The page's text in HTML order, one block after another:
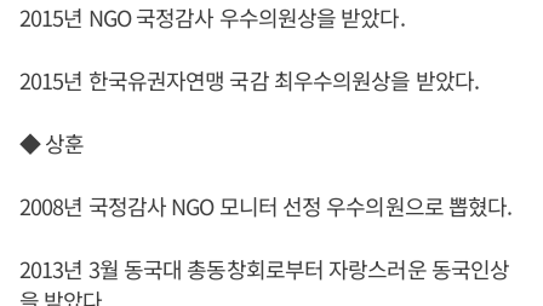
2015년 NGO 국정감사 우수의원상을 받았다.
2015년 한국유권자연맹 국감 최우수의원상을 받았다.
◆ 상훈
2008년 국정감사 NGO 모니터 선정 우수의원으로 뽑혔다.
2013년 3월 동국대 총동창회로부터 자랑스러운 동국인상